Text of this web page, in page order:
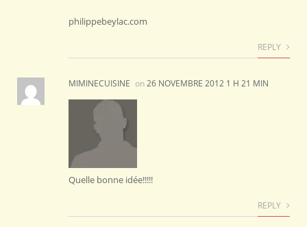
philippebeylac.com
REPLY
MIMINECUISINE on26 NOVEMBRE 2012 1 H 21 MIN
Quelle bonne idée!!!!!
REPLY